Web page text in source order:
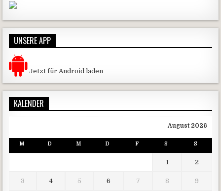
UNSERE APP
Jetzt für Android laden
KALENDER
August 2026
M D M D F S S
1 2
3 4 5 6 7 8 9